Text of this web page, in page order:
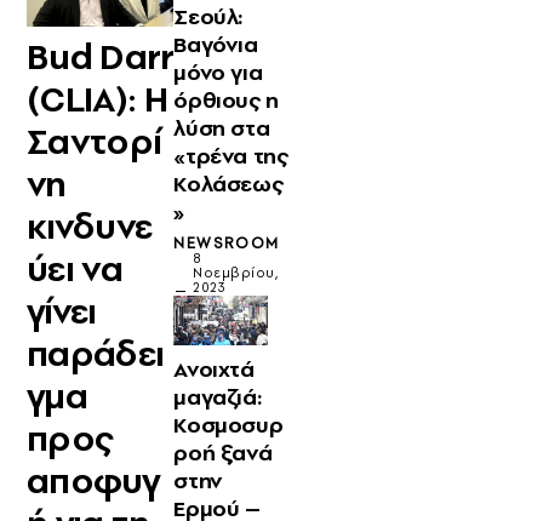
Bud Darr
(CLIA): Η
Σαντορί
νη
κινδυνε
ύει να
γίνει
παράδει
γμα
προς
αποφυγ
Σεούλ:
Βαγόνια
μόνο για
όρθιους η
λύση στα
«τρένα της
Κολάσεως
»
NEWSROOM
8
Νοεμβρίου,
2023
Ανοιχτά
μαγαζιά:
Κοσμοσυρ
ροή ξανά
στην
Ερμού –